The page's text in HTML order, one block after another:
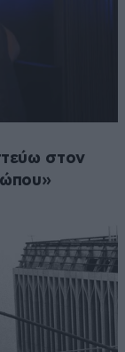
στον